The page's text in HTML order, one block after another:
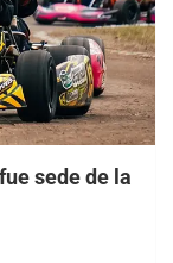
sede de la